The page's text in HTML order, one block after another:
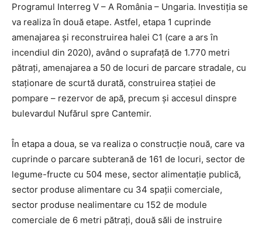
Programul Interreg V – A România – Ungaria. Investiția se
va realiza în două etape. Astfel, etapa 1 cuprinde
amenajarea și reconstruirea halei C1 (care a ars în
incendiul din 2020), având o suprafață de 1.770 metri
pătrați, amenajarea a 50 de locuri de parcare stradale, cu
staționare de scurtă durată, construirea stației de
pompare – rezervor de apă, precum și accesul dinspre
bulevardul Nufărul spre Cantemir.
În etapa a doua, se va realiza o construcție nouă, care va
cuprinde o parcare subterană de 161 de locuri, sector de
legume-fructe cu 504 mese, sector alimentație publică,
sector produse alimentare cu 34 spații comerciale,
sector produse nealimentare cu 152 de module
comerciale de 6 metri pătrați, două săli de instruire